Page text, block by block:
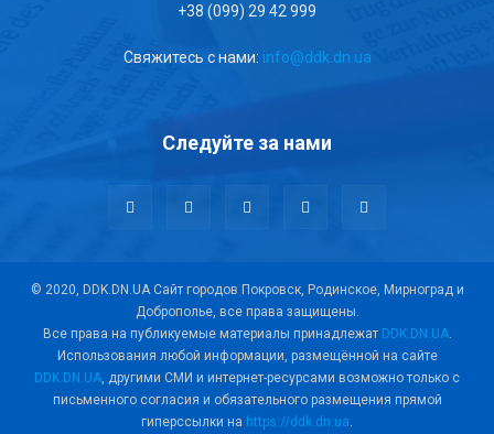
+38 (099) 29 42 999
Свяжитесь с нами: info@ddk.dn.ua
Следуйте за нами
© 2020, DDK.DN.UA Сайт городов Покровск, Родинское, Мирноград и
Доброполье, все права защищены.
Все права на публикуемые материалы принадлежат DDK.DN.UA.
Использования любой информации, размещённой на сайте
DDK.DN.UA, другими СМИ и интернет-ресурсами возможно только с
письменного согласия и обязательного размещения прямой
гиперссылки на https://ddk.dn.ua.